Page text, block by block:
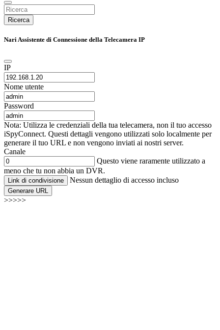
Ricerca
Nari Assistente di Connessione della Telecamera IP
IP
Nome utente
Password
Nota: Utilizza le credenziali della tua telecamera, non il tuo accesso
iSpyConnect. Questi dettagli vengono utilizzati solo localmente per
generare il tuo URL e non vengono inviati ai nostri server.
Canale
Questo viene raramente utilizzato a
meno che tu non abbia un DVR.
Link di condivisione Nessun dettaglio di accesso incluso
Generare URL
>>>>>